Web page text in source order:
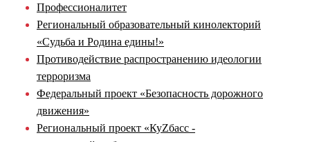
Профессионалитет
Региональный образовательный кинолекторий
«Судьба и Родина едины!»
Противодействие распространению идеологии
терроризма
Федеральный проект «Безопасность дорожного
движения»
Региональный проект «КуZбасс -